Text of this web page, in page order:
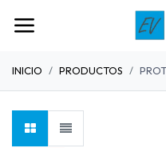
INICIO PRODUCTOS